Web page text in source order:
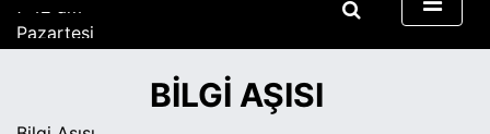
Pazartesi
Ağustos 10, 2026
BILGI AŞISI